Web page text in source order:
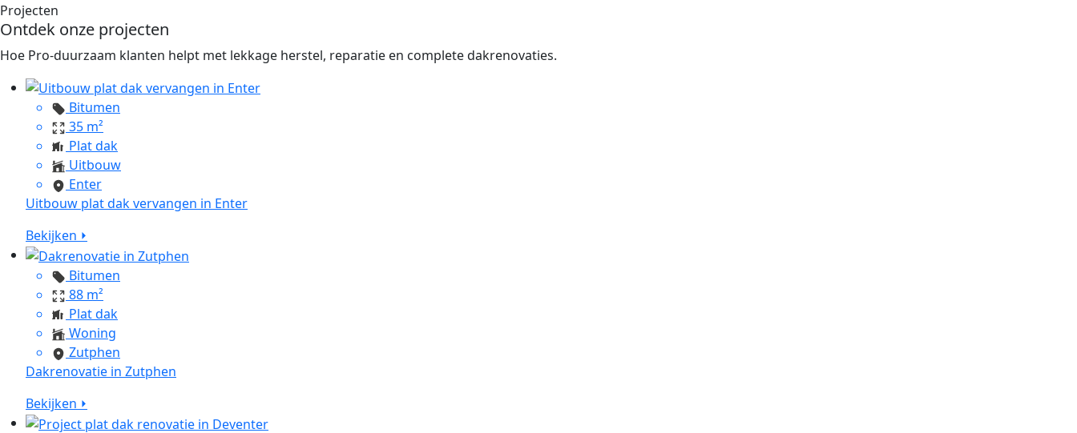
Projecten
Ontdek onze projecten
Hoe Pro-duurzaam klanten helpt met lekkage herstel, reparatie en complete dakrenovaties.
Bitumen
35 m²
Plat dak
Uitbouw
Enter
Uitbouw plat dak vervangen in Enter
Bekijken ⏵
Bitumen
88 m²
Plat dak
Woning
Zutphen
Dakrenovatie in Zutphen
Bekijken ⏵